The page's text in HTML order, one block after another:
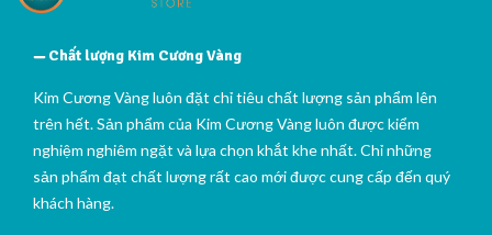
Chất lượng Kim Cương Vàng
Kim Cương Vàng luôn đặt chỉ tiêu chất lượng sản phẩm lên
trên hết. Sản phẩm của Kim Cương Vàng luôn được kiểm
nghiệm nghiêm ngặt và lựa chọn khắt khe nhất. Chỉ những
sản phẩm đạt chất lượng rất cao mới được cung cấp đến quý
khách hàng.